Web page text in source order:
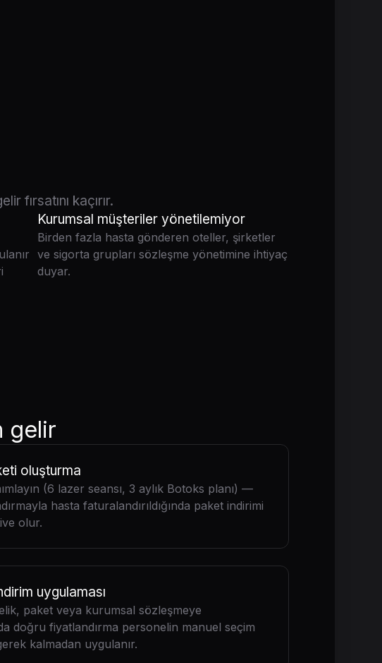
fırsatını kaçırır.
Kurumsal müşteriler yönetilemiyor
Birden fazla hasta gönderen oteller, şirketler
ve sigorta grupları sözleşme yönetimine ihtiyaç
duyar.
gelir
oluşturma
(6 lazer seansı, 3 aylık Botoks planı) —
hasta faturalandırıldığında paket indirimi
olur.
uygulaması
paket veya kurumsal sözleşmeye
doğru fiyatlandırma personelin manuel seçim
kalmadan uygulanır.